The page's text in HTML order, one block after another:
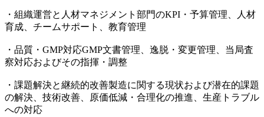
・組織運営と人材マネジメント部門のKPI・予算管理、人材
育成、チームサポート、教育管理
・品質・GMP対応GMP文書管理、逸脱・変更管理、当局査
察対応およびその指揮・調整
・課題解決と継続的改善製造に関する現状および潜在的課題
の解決、技術改善、原価低減・合理化の推進、生産トラブル
への対応